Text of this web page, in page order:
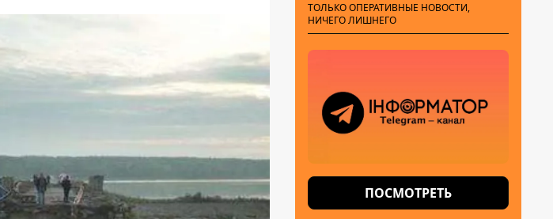
ТОЛЬКО ОПЕРАТИВНЫЕ НОВОСТИ,
НИЧЕГО ЛИШНЕГО
ПОСМОТРЕТЬ